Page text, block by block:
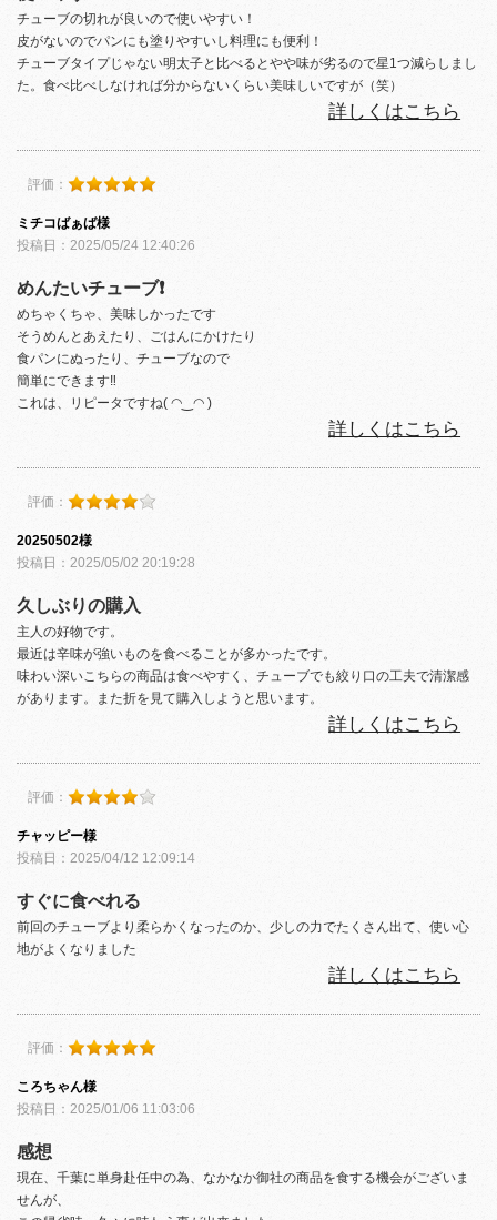
チューブの切れが良いので使いやすい！
皮がないのでパンにも塗りやすいし料理にも便利！
チューブタイプじゃない明太子と比べるとやや味が劣るので星1つ減らしまし
た。食べ比べしなければ分からないくらい美味しいですが（笑）
詳しくはこちら
評価：
ミチコばぁば様
投稿日：2025/05/24 12:40:26
めんたいチューブ❗️
めちゃくちゃ、美味しかったです
そうめんとあえたり、ごはんにかけたり
食パンにぬったり、チューブなので
簡単にできます‼️
これは、リピータですね( ◠‿◠ )
詳しくはこちら
評価：
20250502様
投稿日：2025/05/02 20:19:28
久しぶりの購入
主人の好物です。
最近は辛味が強いものを食べることが多かったです。
味わい深いこちらの商品は食べやすく、チューブでも絞り口の工夫で清潔感
があります。また折を見て購入しようと思います。
詳しくはこちら
評価：
チャッピー様
投稿日：2025/04/12 12:09:14
すぐに食べれる
前回のチューブより柔らかくなったのか、少しの力でたくさん出て、使い心
地がよくなりました
詳しくはこちら
評価：
ころちゃん様
投稿日：2025/01/06 11:03:06
感想
現在、千葉に単身赴任中の為、なかなか御社の商品を食する機会がございま
せんが、